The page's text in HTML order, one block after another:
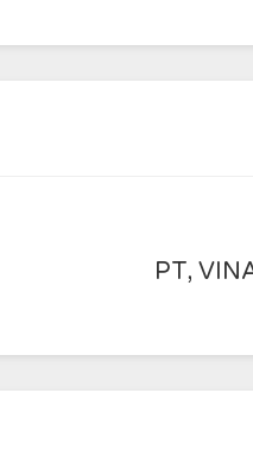
PT,